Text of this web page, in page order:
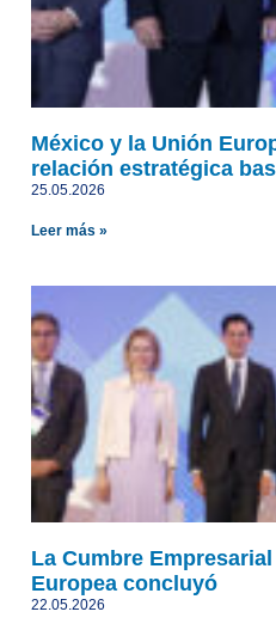
México y la Unión
relación estratégica
25.05.2026
Leer más »
La Cumbre
Europea concluyó
22.05.2026